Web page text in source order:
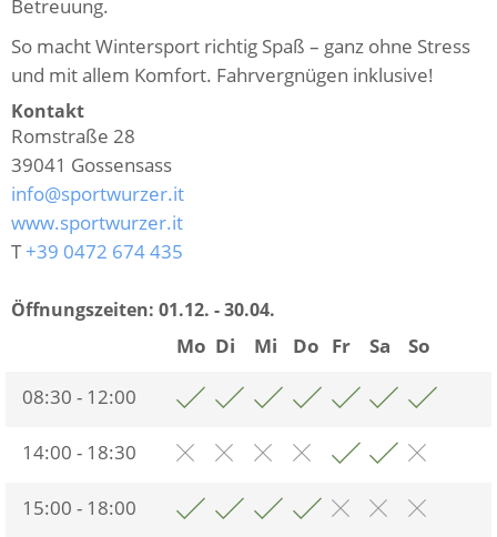
Betreuung.
So macht Wintersport richtig Spaß – ganz ohne Stress
und mit allem Komfort. Fahrvergnügen inklusive!
Kontakt
Romstraße 28
39041 Gossensass
info@sportwurzer.it
www.sportwurzer.it
T+39 0472 674 435
Öffnungszeiten: 01.12. - 30.04.
Mo Di Mi Do Fr Sa
So
08:30 - 12:00
14:00 - 18:30
15:00 - 18:00